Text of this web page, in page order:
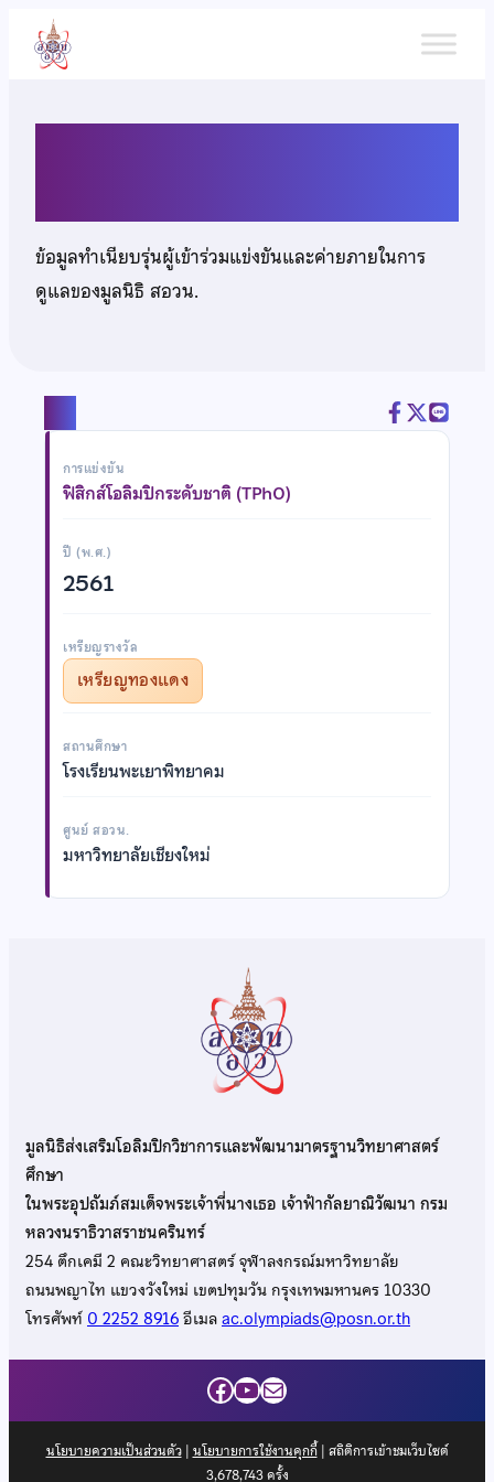
เนื้อหา
ข้อมูลทำเนียบรุ่นผู้เข้าร่วมแข่งขันและค่ายภายในการ
ดูแลของมูลนิธิ สอวน.
การแข่งขัน
ฟิสิกส์โอลิมปิกระดับชาติ (TPhO)
ปี (พ.ศ.)
2561
เหรียญรางวัล
เหรียญทองแดง
สถานศึกษา
โรงเรียนพะเยาพิทยาคม
ศูนย์ สอวน.
มหาวิทยาลัยเชียงใหม่
มูลนิธิส่งเสริมโอลิมปิกวิชาการและพัฒนามาตรฐานวิทยาศาสตร์
ศึกษา
ในพระอุปถัมภ์สมเด็จพระเจ้าพี่นางเธอ เจ้าฟ้ากัลยาณิวัฒนา กรม
หลวงนราธิวาสราชนครินทร์
254 ตึกเคมี 2 คณะวิทยาศาสตร์ จุฬาลงกรณ์มหาวิทยาลัย
ถนนพญาไท แขวงวังใหม่ เขตปทุมวัน กรุงเทพมหานคร 10330
โทรศัพท์0 2252 8916อีเมลac.olympiads@posn.or.th
Facebook
YouTube
Mail
นโยบายความเป็นส่วนตัว| นโยบายการใช้งานคุกกี้| สถิติการเข้าชมเว็บไซต์
3,678,743ครั้ง